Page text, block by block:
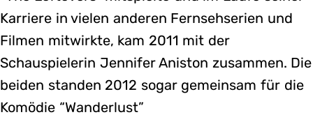
Karriere in vielen anderen Fernsehserien und
Filmen mitwirkte, kam 2011 mit der
Schauspielerin Jennifer Aniston zusammen. Die
beiden standen 2012 sogar gemeinsam für die
Komödie “Wanderlust”